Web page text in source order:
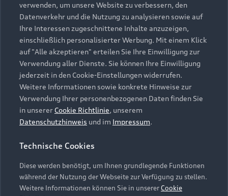
Modelle vergleichen
Elektromodelle
Plug-in-Hybride
Neuwagensuche
Gebrauchtwagensuche
Gebrauchtwagen
Finanzierung
Aktionen & Angebote
Geschäftskunden
Service & Zubehör
Saisonale Angebote
Audi Services
Garantie
Audi digital services
myAudi
Support
Kundenservice
Händlersuche
Audi Code
Online-Terminvereinbarung
Über Audi
Unternehmen
Karriere
Investor Relations
Presse & Media Center
Datenschutz
Impressum Rechtliches
Hinweisgebersystem
Datenschutzinformation
Cookie-Einstellungen
verwenden, um unsere Website zu verbessern, den
Datenverkehr und die Nutzung zu analysieren sowie auf
Ihre Interessen zugeschnittene Inhalte anzuzeigen,
einschließlich personalisierter Werbung. Mit einem Klick
auf "Alle akzeptieren" erteilen Sie Ihre Einwilligung zur
Verwendung aller Dienste. Sie können Ihre Einwilligung
jederzeit in den Cookie-Einstellungen widerrufen.
Weitere Informationen sowie konkrete Hinweise zur
Verwendung Ihrer personenbezogenen Daten finden Sie
in unserer Cookie Richtlinie, unserem
Datenschutzhinweis und im Impressum.
Technische Cookies
Diese werden benötigt, um Ihnen grundlegende Funktionen
während der Nutzung der Webseite zur Verfügung zu stellen.
Weitere Informationen können Sie in unsererCookie